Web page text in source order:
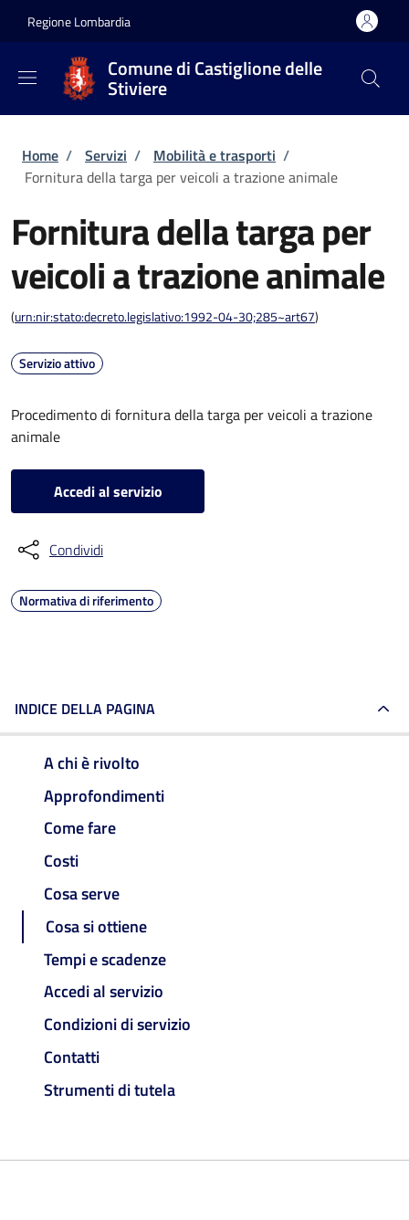
Regione Lombardia
Comune di Castiglione delle
Stiviere
Briciole di pane
Home / Servizi / Mobilità e trasporti /
Fornitura della targa per veicoli a trazione animale
Fornitura della targa per
veicoli a trazione animale
(urn:nir:stato:decreto.legislativo:1992-04-30;285~art67)
Servizio attivo
Procedimento di fornitura della targa per veicoli a trazione
animale
Accedi al servizio
Condividi
Normativa di riferimento
INDICE DELLA PAGINA
A chi è rivolto
Approfondimenti
Come fare
Costi
Cosa serve
Cosa si ottiene
Tempi e scadenze
Accedi al servizio
Condizioni di servizio
Contatti
Strumenti di tutela